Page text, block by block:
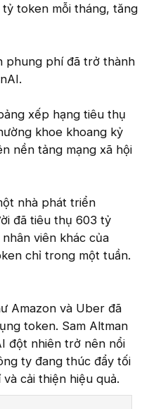
token mỗi tháng, tăng
phung phí đã trở thành
xếp hạng tiêu thụ
khoe khoang kỷ
nền tảng mạng xã hội
nhà phát triển
đã tiêu thụ 603 tỷ
viên khác của
chỉ trong một tuần.
Amazon và Uber đã
token. Sam Altman
đột nhiên trở nên nổi
ty đang thúc đẩy tối
cải thiện hiệu quả.